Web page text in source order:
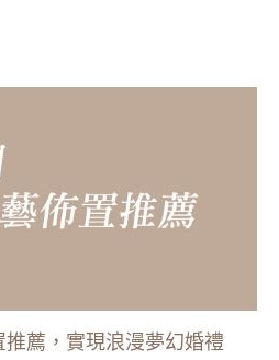
薦，實現浪漫夢幻婚禮